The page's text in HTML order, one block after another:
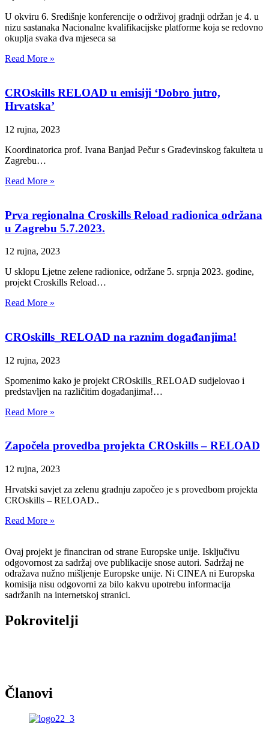
U okviru 6. Središnje konferencije o održivoj gradnji održan je 4. u
nizu sastanaka Nacionalne kvalifikacijske platforme koja se redovno
okuplja svaka dva mjeseca sa
Read More »
CROskills RELOAD u emisiji ‘Dobro jutro,
Hrvatska’
12 rujna, 2023
Koordinatorica prof. Ivana Banjad Pečur s Građevinskog fakulteta u
Zagrebu…
Read More »
Prva regionalna Croskills Reload radionica održana
u Zagrebu 5.7.2023.
12 rujna, 2023
U sklopu Ljetne zelene radionice, održane 5. srpnja 2023. godine,
projekt Croskills Reload…
Read More »
CROskills_RELOAD na raznim događanjima!
12 rujna, 2023
Spomenimo kako je projekt CROskills_RELOAD sudjelovao i
predstavljen na različitim događanjima!…
Read More »
Započela provedba projekta CROskills – RELOAD
12 rujna, 2023
Hrvatski savjet za zelenu gradnju započeo je s provedbom projekta
CROskills – RELOAD..
Read More »
Ovaj projekt je financiran od strane Europske unije. Isključivu
odgovornost za sadržaj ove publikacije snose autori. Sadržaj ne
odražava nužno mišljenje Europske unije. Ni CINEA ni Europska
komisija nisu odgovorni za bilo kakvu upotrebu informacija
sadržanih na internetskoj stranici.
Pokrovitelji
Članovi